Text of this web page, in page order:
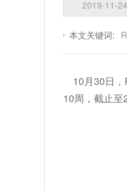
2019-11-24
本文关键词:
10月30日，
10周，截止至